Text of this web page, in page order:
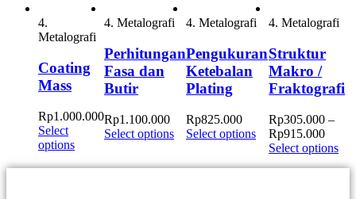
4.
Metalografi
Coating
Mass
Rp1.000.000
Select
options
4. Metalografi
Perhitungan
Fasa dan
Butir
Rp1.100.000
Select options
4. Metalografi
Pengukuran
Ketebalan
Plating
Rp825.000
Select options
4. Metalografi
Struktur
Makro /
Fraktografi
Rp305.000 –
Rp915.000
Select options